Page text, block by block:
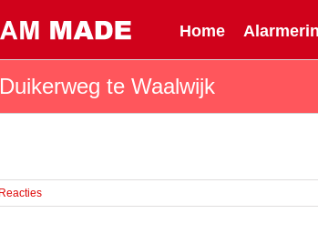
Home
te Waalwijk